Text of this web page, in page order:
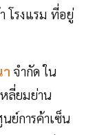
โรงแรม ที่อยู่
จำกัด ใน
ลี่ยมย่าน
ย์การค้าเซ็น